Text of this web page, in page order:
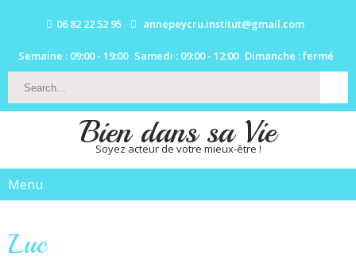
06 82 22 52 95 annepeycru.institut@gmail.com
Semaine : 09:00 - 19:00 Samedi : 09:00 - 12:00 Dimanche : fermé
Bien dans sa Vie
Soyez acteur de votre mieux-être !
Menu
Luc